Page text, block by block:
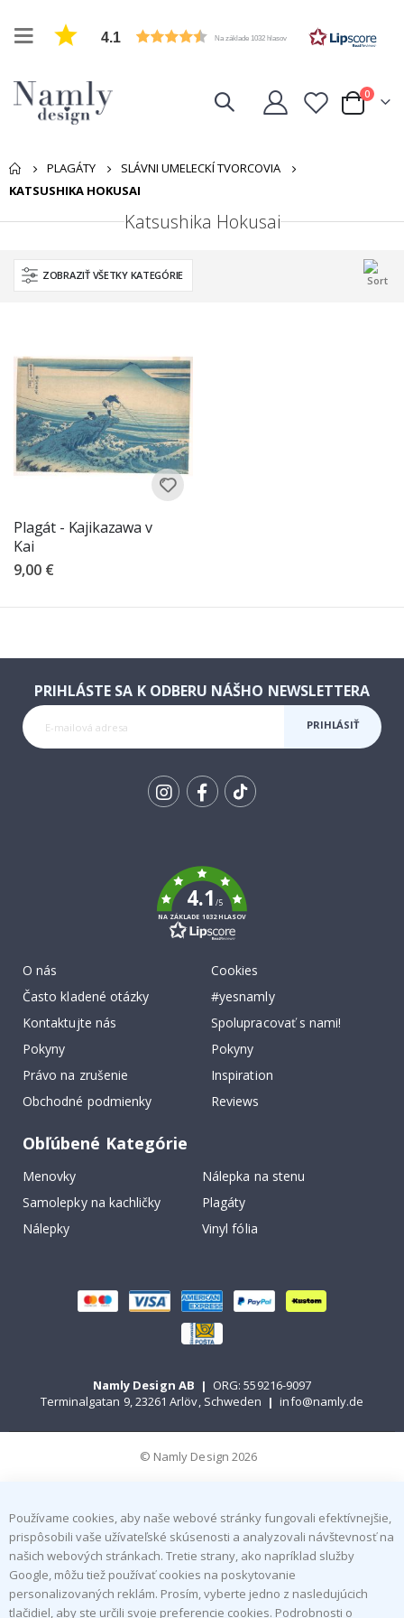
4.1 Na základe 1032 hlasov
Cart
0položky
PLAGÁTY
SLÁVNI UMELECKÍ TVORCOVIA
KATSUSHIKA HOKUSAI
Katsushika Hokusai
ZOBRAZIŤ VŠETKY KATEGÓRIE
Plagát - Kajikazawa v
Kai
9,00 €
PRIHLÁSTE SA K ODBERU NÁŠHO NEWSLETTERA
PRIHLÁSIŤ
4.1/5
NA ZÁKLADE 1032 HLASOV
O nás
Často kladené otázky
Kontaktujte nás
Pokyny
Právo na zrušenie
Obchodné podmienky
Cookies
#yesnamly
Spolupracovať s nami!
Pokyny
Inspiration
Reviews
Obľúbené Kategórie
Menovky
Nálepka na stenu
Samolepky na kachličky
Plagáty
Nálepky
Vinyl fólia
Namly Design AB | ORG: 559216-9097
Terminalgatan 9, 23261 Arlöv, Schweden | info@namly.de
© Namly Design 2026
Používame cookies, aby naše webové stránky fungovali efektívnejšie,
prispôsobili vaše užívateľské skúsenosti a analyzovali návštevnosť na
našich webových stránkach. Tretie strany, ako napríklad služby
Google, môžu tiež používať cookies na poskytovanie
personalizovaných reklám. Prosím, vyberte jedno z nasledujúcich
tlačidiel, aby ste určili svoje preferencie cookies. Podrobnosti o